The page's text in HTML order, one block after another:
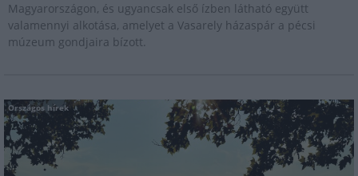
Magyarországon, és ugyancsak első ízben látható együtt
valamennyi alkotása, amelyet a Vasarely házaspár a pécsi
múzeum gondjaira bízott.
Országos hírek